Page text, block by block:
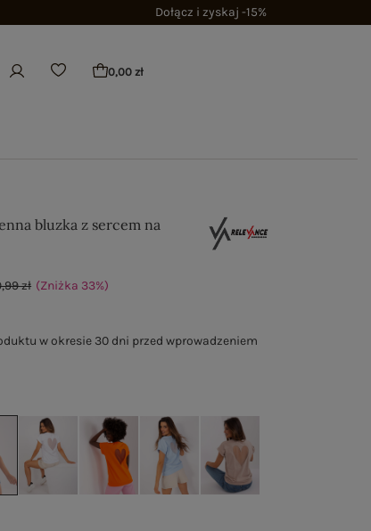
Dołącz i zyskaj -15%
0,00 zł
bluzka z sercem na
zł (Zniżka 33%)
w okresie 30 dni przed wprowadzeniem